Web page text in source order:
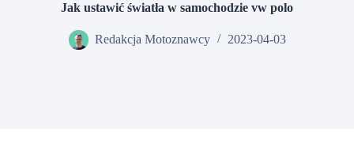
Jak ustawić światła w samochodzie vw polo
Redakcja Motoznawcy 2023-04-03